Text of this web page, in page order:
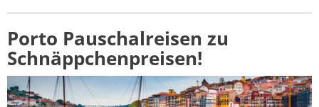
Porto Pauschalreisen zu
Schnäppchenpreisen!